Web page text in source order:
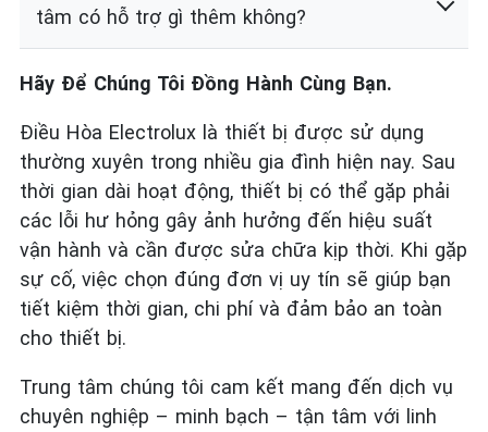
tâm có hỗ trợ gì thêm không?
Hãy Để Chúng Tôi Đồng Hành Cùng Bạn.
Điều Hòa Electrolux là thiết bị được sử dụng
thường xuyên trong nhiều gia đình hiện nay. Sau
thời gian dài hoạt động, thiết bị có thể gặp phải
các lỗi hư hỏng gây ảnh hưởng đến hiệu suất
vận hành và cần được sửa chữa kịp thời. Khi gặp
sự cố, việc chọn đúng đơn vị uy tín sẽ giúp bạn
tiết kiệm thời gian, chi phí và đảm bảo an toàn
cho thiết bị.
Trung tâm chúng tôi cam kết mang đến dịch vụ
chuyên nghiệp – minh bạch – tận tâm với linh